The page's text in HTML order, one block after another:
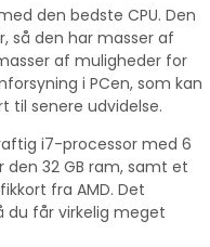
den bedste CPU. Den
så den har masser af
af muligheder for
i PCen, som kan
til senere udvidelse.
i7-processor med 6
den 32 GB ram, samt et
fra AMD. Det
du får virkelig meget